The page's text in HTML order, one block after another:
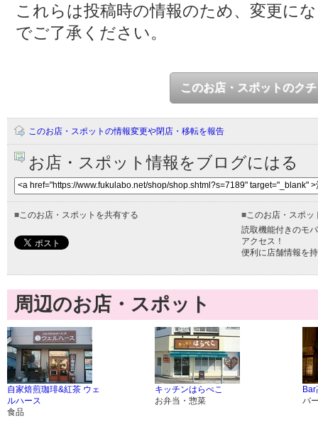
これらは投稿時の情報のため、変更に
でご了承ください。
このお店・スポットのク
このお店・スポットの情報変更や閉店・移転を報告
お店・スポット情報をブログにはる
■ このお店・スポットを共有する ■ このお店・スポ
読取機能付きのモ
アクセス！
便利に店舗情報を
周辺のお店・スポット
自家焙煎珈琲&紅茶 ウェ
ルハース
食品
キッチンはらぺこ
お弁当・惣菜
Bar
バ